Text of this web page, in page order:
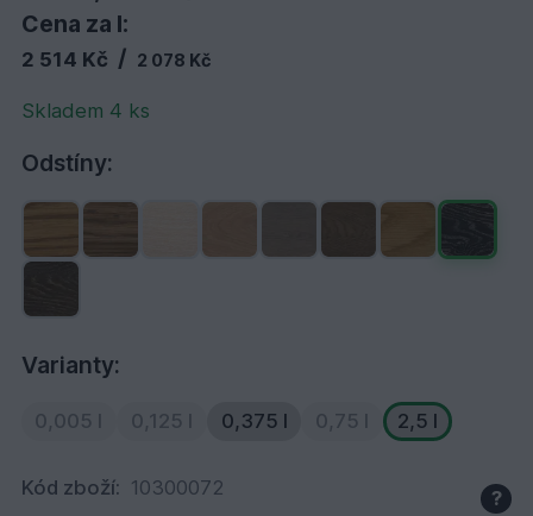
Cena za l:
2 514 Kč / 2 078 Kč
Skladem 4 ks
Odstíny:
Varianty:
0,005 l 0,125 l 0,375 l 0,75 l 2,5 l
Kód zboží: 10300072 ?